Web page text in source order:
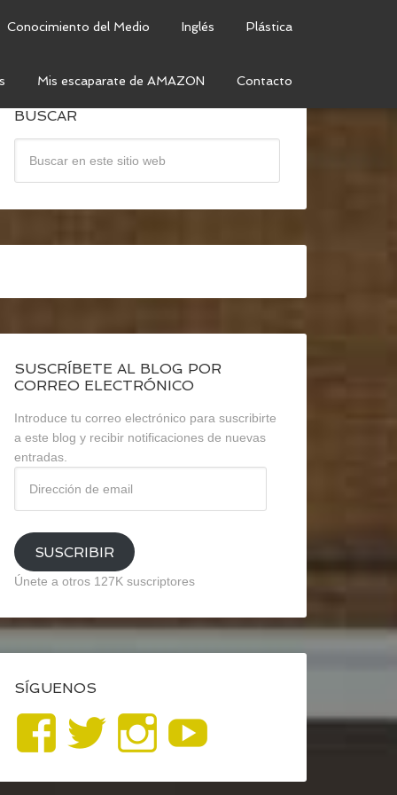
Conocimiento del Medio Inglés Plástica
Mis escaparate de AMAZON Contacto
BUSCAR
SUSCRÍBETE AL BLOG POR
CORREO ELECTRÓNICO
Introduce tu correo electrónico para suscribirte
a este blog y recibir notificaciones de nuevas
entradas.
email
SUSCRIBIR
Únete a otros 127K suscriptores
SÍGUENOS
Ver
perfil
Ver
perfil
Ver
perfil
YouTube